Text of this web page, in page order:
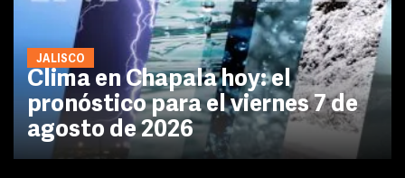
JALISCO
Clima en Chapala hoy: el
pronóstico para el viernes 7 de
agosto de 2026